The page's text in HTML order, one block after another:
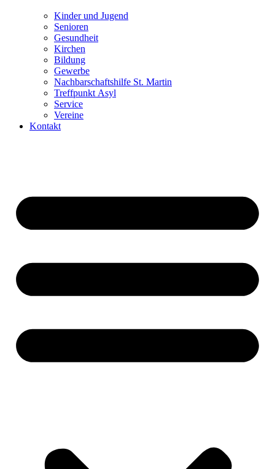
Kinder und Jugend
Senioren
Gesundheit
Kirchen
Bildung
Gewerbe
Nachbarschaftshilfe St. Martin
Treffpunkt Asyl
Service
Vereine
Kontakt